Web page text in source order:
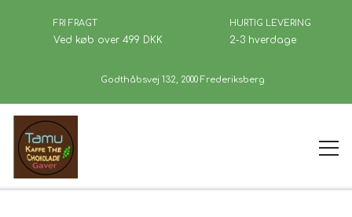
FRI FRAGT
Ved køb over 499 DKK
HURTIG LEVERING
2-3 hverdage
Godthåbsvej 132, 2000 Frederiksberg